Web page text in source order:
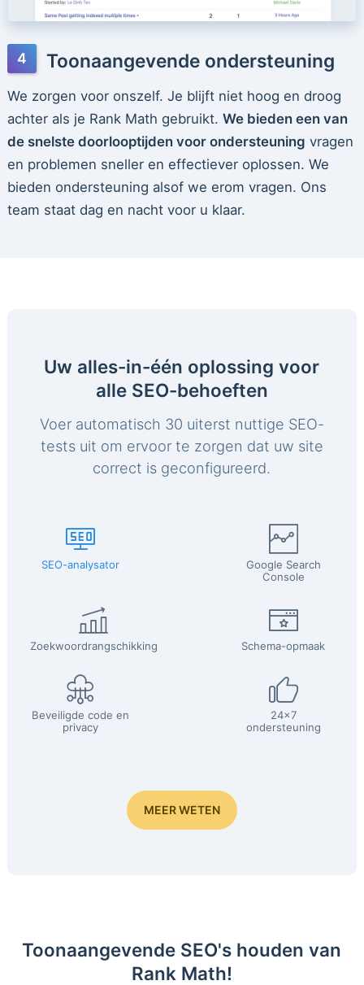
Toonaangevende ondersteuning
We zorgen voor onszelf. Je blijft niet hoog en droog
achter als je Rank Math gebruikt. We bieden een van
de snelste doorlooptijden voor ondersteuning vragen
en problemen sneller en effectiever oplossen. We
bieden ondersteuning alsof we erom vragen. Ons
team staat dag en nacht voor u klaar.
Uw alles-in-één oplossing voor
alle SEO-behoeften
Voer automatisch 30 uiterst nuttige SEO-
tests uit om ervoor te zorgen dat uw site
correct is geconfigureerd.
SEO-analysator
Google Search
Console
Zoekwoordrangschikking Schema-opmaak
Beveiligde code en
privacy
24x7
ondersteuning
MEER WETEN
Toonaangevende SEO's houden van
Rank Math!